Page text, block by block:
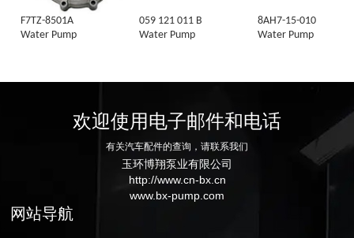
F7TZ-8501A
Water Pump
059 121 011 B
Water Pump
8AH7-15-010
Water Pump
欢迎使用电子邮件和电话
有关汽车配件的查询，请联系我们
玉环博翔泵业有限公司
http://www.cn-bx.cn
www.bx-pump.com
网站导航